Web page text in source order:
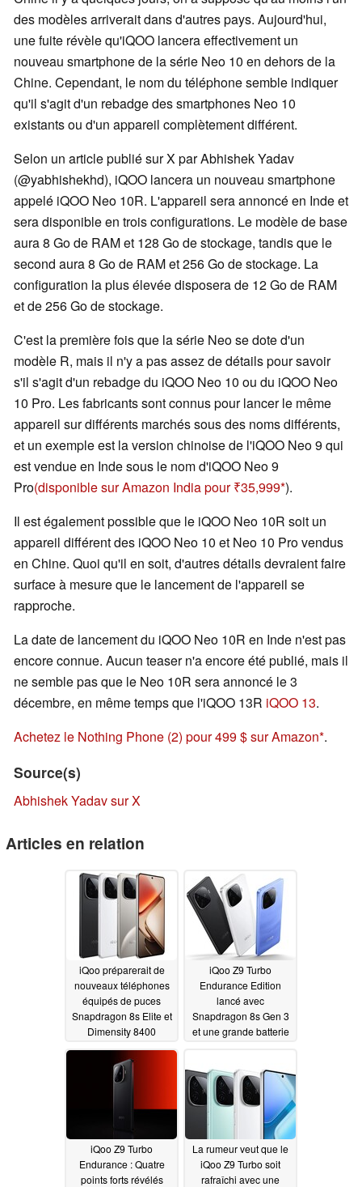
des modèles arriverait dans d'autres pays. Aujourd'hui,
une fuite révèle qu'iQOO lancera effectivement un
nouveau smartphone de la série Neo 10 en dehors de la
Chine. Cependant, le nom du téléphone semble indiquer
qu'il s'agit d'un rebadge des smartphones Neo 10
existants ou d'un appareil complètement différent.
Selon un article publié sur X par Abhishek Yadav
(@yabhishekhd), iQOO lancera un nouveau smartphone
appelé iQOO Neo 10R. L'appareil sera annoncé en Inde et
sera disponible en trois configurations. Le modèle de base
aura 8 Go de RAM et 128 Go de stockage, tandis que le
second aura 8 Go de RAM et 256 Go de stockage. La
configuration la plus élevée disposera de 12 Go de RAM
et de 256 Go de stockage.
C'est la première fois que la série Neo se dote d'un
modèle R, mais il n'y a pas assez de détails pour savoir
s'il s'agit d'un rebadge du iQOO Neo 10 ou du iQOO Neo
10 Pro. Les fabricants sont connus pour lancer le même
appareil sur différents marchés sous des noms différents,
et un exemple est la version chinoise de l'iQOO Neo 9 qui
est vendue en Inde sous le nom d'iQOO Neo 9
Pro(disponible sur Amazon India pour ₹35,999 ).
Il est également possible que le iQOO Neo 10R soit un
appareil différent des iQOO Neo 10 et Neo 10 Pro vendus
en Chine. Quoi qu'il en soit, d'autres détails devraient faire
surface à mesure que le lancement de l'appareil se
rapproche.
La date de lancement du iQOO Neo 10R en Inde n'est pas
encore connue. Aucun teaser n'a encore été publié, mais il
ne semble pas que le Neo 10R sera annoncé le 3
décembre, en même temps que l'iQOO 13R iQOO 13.
Achetez le Nothing Phone (2) pour 499 $ sur Amazon .
Source(s)
Abhishek Yadav sur X
Articles en relation
iQoo préparerait de
nouveaux téléphones
équipés de puces
Snapdragon 8s Elite et
Dimensity 8400
01/15/2025
iQoo Z9 Turbo
Endurance Edition
lancé avec
Snapdragon 8s Gen 3
et une grande batterie
iQoo Z9 Turbo
Endurance : Quatre
points forts révélés
La rumeur veut que le
iQoo Z9 Turbo soit
rafraîchi avec une